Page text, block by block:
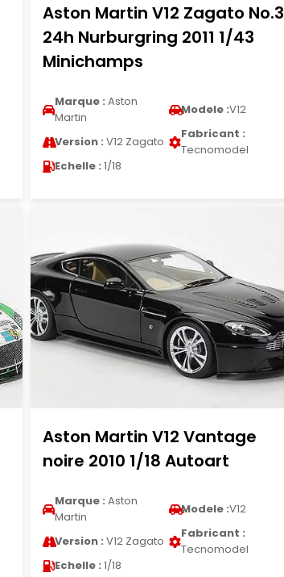
Aston Martin V12 Zagato No.3
24h Nurburgring 2011 1/43
Minichamps
Marque : Aston
Martin
Modele :V12
Version : V12 Zagato
Fabricant :
Tecnomodel
Echelle : 1/18
Aston Martin V12 Vantage
noire 2010 1/18 Autoart
Marque : Aston
Martin
Modele :V12
Version : V12 Zagato
Fabricant :
Tecnomodel
Echelle : 1/18